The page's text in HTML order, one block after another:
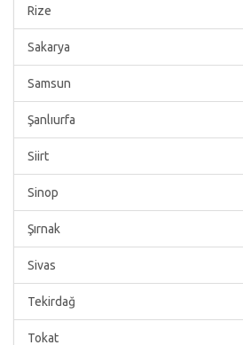
Rize
Sakarya
Samsun
Şanlıurfa
Siirt
Sinop
Şırnak
Sivas
Tekirdağ
Tokat